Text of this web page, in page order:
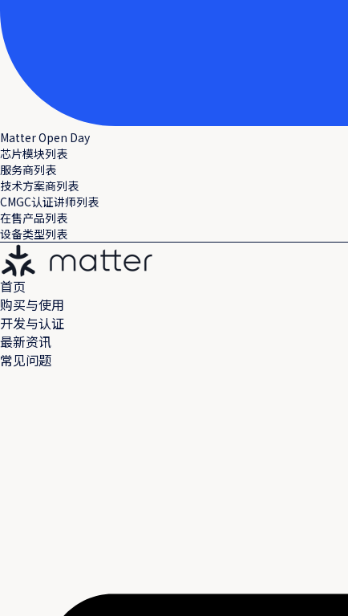
Matter Open Day
芯片模块列表
服务商列表
技术方案商列表
CMGC认证讲师列表
在售产品列表
设备类型列表
首页
购买与使用
开发与认证
最新资讯
常见问题